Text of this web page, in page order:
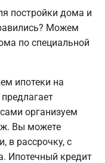
постройки дома и
Можем
по специальной
ипотеки на
организуем
Вы можете
в рассрочку, с
Ипотечный кредит